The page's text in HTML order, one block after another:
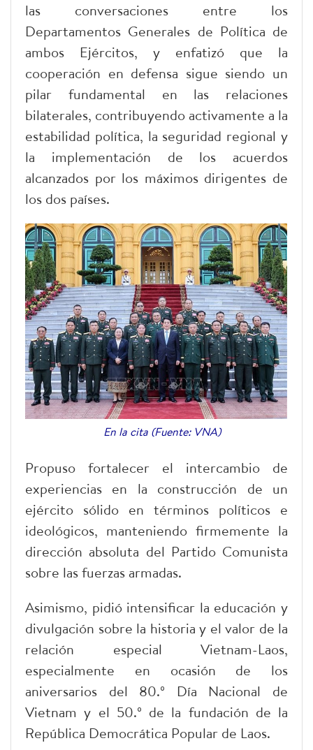
las conversaciones entre los
Departamentos Generales de Política de
ambos Ejércitos, y enfatizó que la
cooperación en defensa sigue siendo un
pilar fundamental en las relaciones
bilaterales, contribuyendo activamente a la
estabilidad política, la seguridad regional y
la implementación de los acuerdos
alcanzados por los máximos dirigentes de
los dos países.
En la cita (Fuente: VNA)
Propuso fortalecer el intercambio de
experiencias en la construcción de un
ejército sólido en términos políticos e
ideológicos, manteniendo firmemente la
dirección absoluta del Partido Comunista
sobre las fuerzas armadas.
Asimismo, pidió intensificar la educación y
divulgación sobre la historia y el valor de la
relación especial Vietnam-Laos,
especialmente en ocasión de los
aniversarios del 80.º Día Nacional de
Vietnam y el 50.º de la fundación de la
República Democrática Popular de Laos.